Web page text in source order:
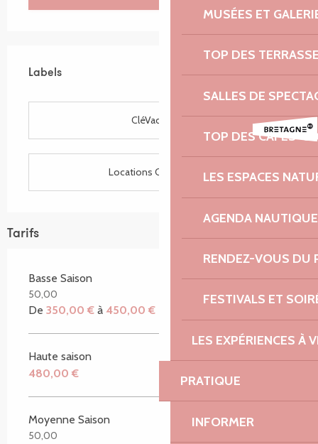
MUSÉES ET
TOP DES
SALLES DE
TOP DES CAFÉS-
LES ESPACES
AGENDA NAUTIQUE
RENDEZ-VOUS DU
FESTIVALS ET
LES EXPÉRIENCES À
PRATIQUE
INFORMER
Labels
Labels
CléVacances
Locations CléVacances
Tarifs
Basse Saison
50,00
De 350,00 € à 450,00 €
Haute saison
480,00 €
Moyenne Saison
50,00